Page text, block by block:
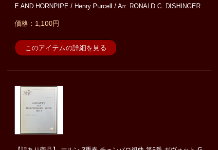
E AND HORNPIPE / Henry Purcell / Arr. RONALD C. DISHINGER
価格：1,100円
このアイテムの詳細を見る